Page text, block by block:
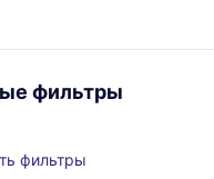
фильтры
фильтры